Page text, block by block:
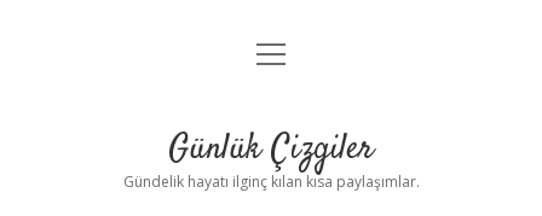
Anasayfa
Yasal Uyarı
menüyü
Günlük Çizgiler
Gündelik hayatı ilginç kılan kısa paylaşımlar.